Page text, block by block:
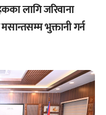
लागि जरिवाना
भुक्तानी गर्न